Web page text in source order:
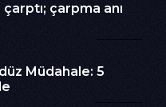
inceleme başlattığı,
ulaşıma açılması için
çarpma anı
Müdahale: 5